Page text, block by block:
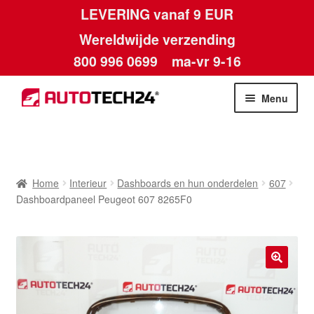
LEVERING vanaf 9 EUR
Wereldwijde verzending
800 996 0699 ma-vr 9-16
Ga
door
Ga
naar
Menu
Contact
Home Interieur Dashboards en hun onderdelen
607
Dashboardpaneel Peugeot 607 8265F0